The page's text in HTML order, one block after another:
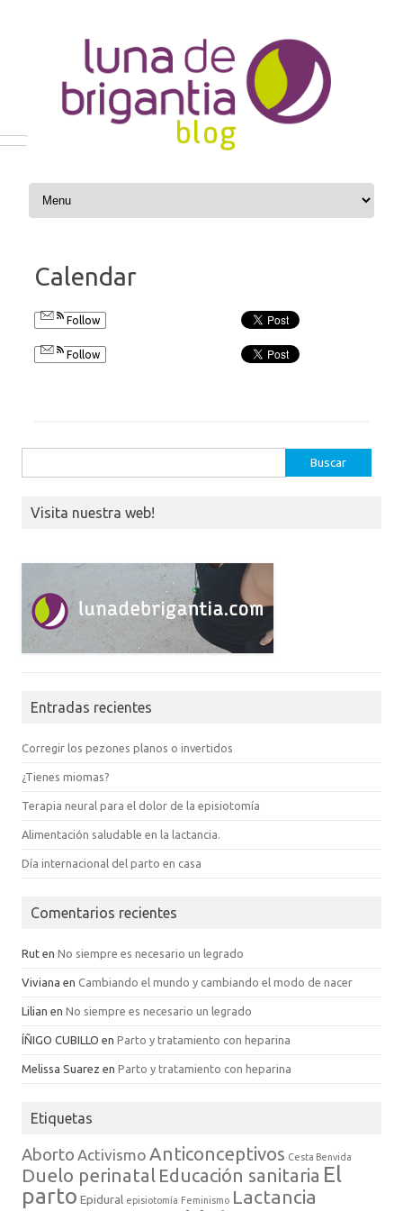
Skip to content
Calendar
Follow
Follow
Visita nuestra web!
Entradas recientes
Corregir los pezones planos o invertidos
¿Tienes miomas?
Terapia neural para el dolor de la episiotomía
Alimentación saludable en la lactancia.
Día internacional del parto en casa
Comentarios recientes
Rut en No siempre es necesario un legrado
Viviana en Cambiando el mundo y cambiando el modo de nacer
Lilian en No siempre es necesario un legrado
ÍÑIGO CUBILLO en Parto y tratamiento con heparina
Melissa Suarez en Parto y tratamiento con heparina
Etiquetas
Aborto Activismo Anticonceptivos Cesta Benvida
Duelo perinatal Educación sanitaria El
parto Epidural episiotomía Feminismo Lactancia